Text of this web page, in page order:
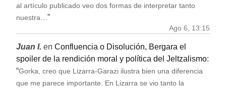
al artículo publicado veo dos formas de interpretar tanto
nuestra…”
Ago 6, 13:15
Juan I. en Confluencia o Disolución, Bergara el
spoiler de la rendición moral y política del Jeltzalismo:
“Gorka, creo que Lizarra-Garazi ilustra bien una diferencia
que me parece importante. En Lizarra se vio tanto la